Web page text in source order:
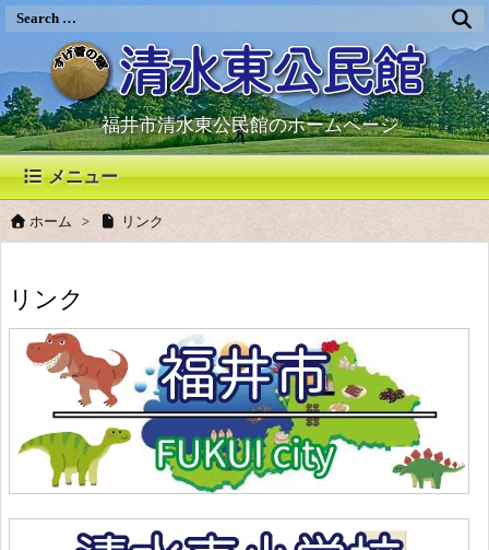
福井市清水東公民館のホームページ
メニュー
ホーム > リンク
リンク